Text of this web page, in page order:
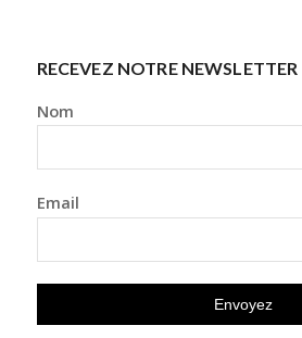
RECEVEZ NOTRE NEWSLETTER
Nom
Email